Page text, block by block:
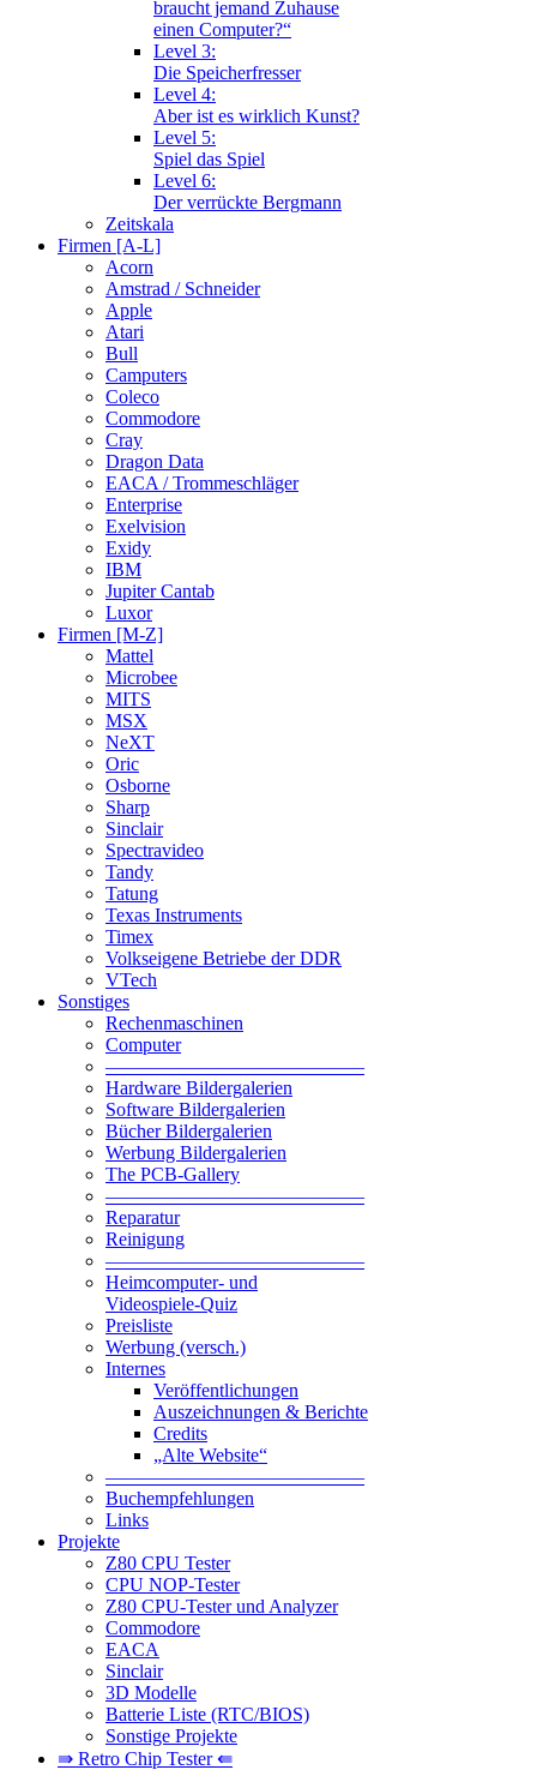
braucht jemand Zuhause
einen Computer?“
Level 3:
Die Speicherfresser
Level 4:
Aber ist es wirklich Kunst?
Level 5:
Spiel das Spiel
Level 6:
Der verrückte Bergmann
Zeitskala
Firmen [A-L]
Acorn
Amstrad / Schneider
Apple
Atari
Bull
Camputers
Coleco
Commodore
Cray
Dragon Data
EACA / Trommeschläger
Enterprise
Exelvision
Exidy
IBM
Jupiter Cantab
Luxor
Firmen [M-Z]
Mattel
Microbee
MITS
MSX
NeXT
Oric
Osborne
Sharp
Sinclair
Spectravideo
Tandy
Tatung
Texas Instruments
Timex
Volkseigene Betriebe der DDR
VTech
Sonstiges
Rechenmaschinen
Computer
—————————————–
Hardware Bildergalerien
Software Bildergalerien
Bücher Bildergalerien
Werbung Bildergalerien
The PCB-Gallery
—————————————–
Reparatur
Reinigung
—————————————–
Heimcomputer- und
Videospiele-Quiz
Preisliste
Werbung (versch.)
Internes
Veröffentlichungen
Auszeichnungen & Berichte
Credits
„Alte Website“
—————————————–
Buchempfehlungen
Links
Projekte
Z80 CPU Tester
CPU NOP-Tester
Z80 CPU-Tester und Analyzer
Commodore
EACA
Sinclair
3D Modelle
Batterie Liste (RTC/BIOS)
Sonstige Projekte
⇛ Retro Chip Tester ⇚